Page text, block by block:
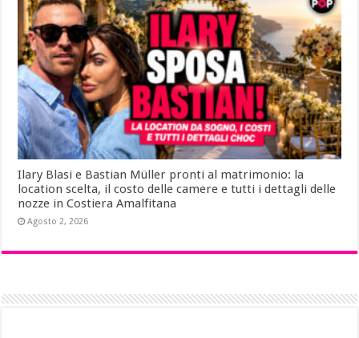
Ilary Blasi e Bastian Müller pronti al matrimonio: la
location scelta, il costo delle camere e tutti i dettagli delle
nozze in Costiera Amalfitana
Agosto 2, 2026